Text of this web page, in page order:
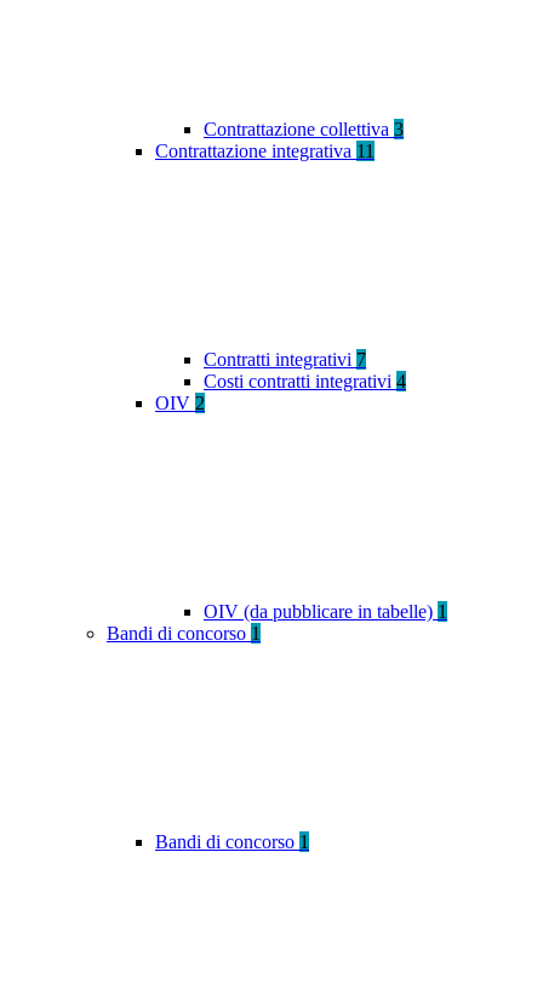
Contrattazione collettiva 3
Contrattazione integrativa 11
Contratti integrativi 7
Costi contratti integrativi 4
OIV 2
OIV (da pubblicare in tabelle) 1
Bandi di concorso 1
Bandi di concorso 1